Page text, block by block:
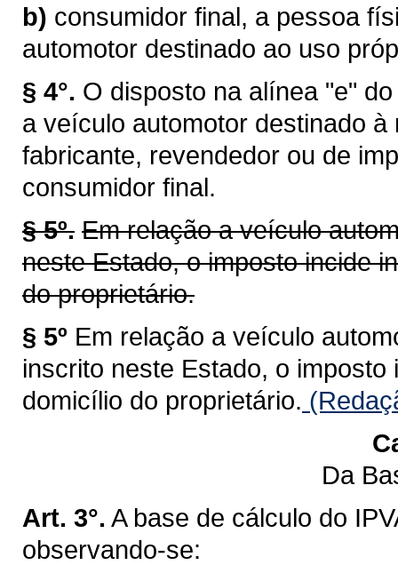
b) consumidor final, a pessoa
automotor destinado ao uso
§ 4°. O disposto na alínea "e"
a veículo automotor destinado
fabricante, revendedor ou de
consumidor final.
§ 5º. Em relação a veículo
neste Estado, o imposto incide
do proprietário.
§ 5º Em relação a veículo
inscrito neste Estado, o
domicílio do proprietário.
Da
Art. 3°. A base de cálculo do
observando-se: